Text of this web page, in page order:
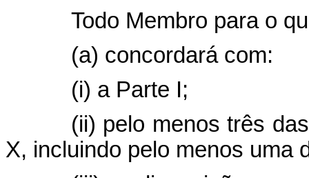
Todo Membro para o
(a) concordará com:
(i) a Parte I;
(ii) pelo menos três
X, incluindo pelo menos uma